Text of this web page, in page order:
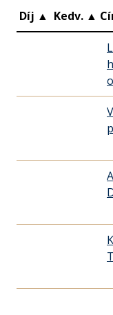
Díj ▲ Kedv. ▲